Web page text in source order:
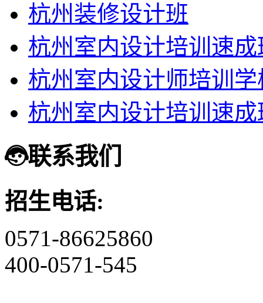
杭州装修设计班
杭州室内设计培训速成
杭州室内设计师培训
杭州室内设计培训速成
联系我们
招生电话:
0571-86625860
400-0571-545